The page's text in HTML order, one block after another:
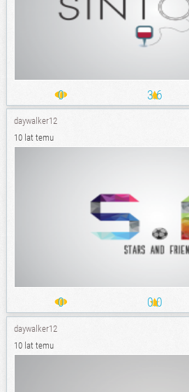
0 3.6
daywalker12
10 lat temu
0 0.0
daywalker12
10 lat temu